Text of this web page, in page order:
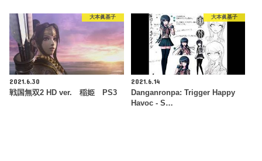
大本眞基子
2021.6.30
戦国無双2 HD ver. 稲姫 PS3
大本眞基子
2021.6.14
Danganronpa: Trigger Happy
Havoc - S…